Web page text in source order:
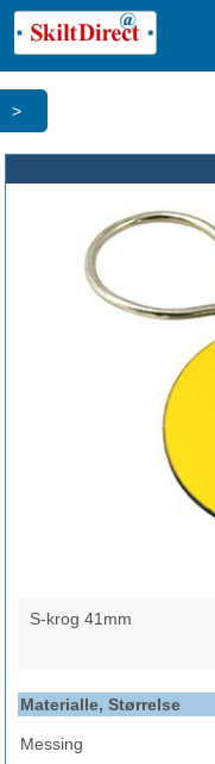
>
S-krog 41mm
Materialle, Størrelse
Messing